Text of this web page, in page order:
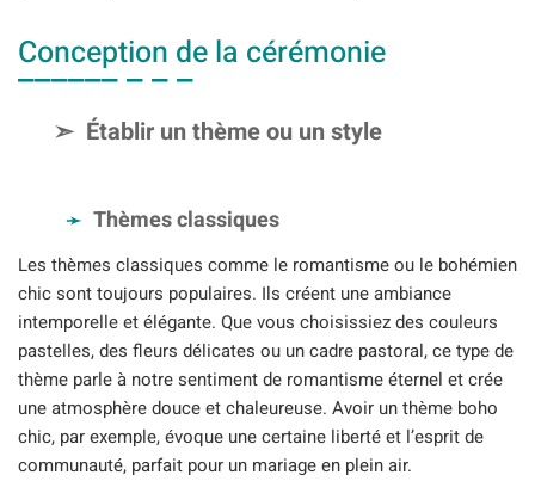
Conception de la cérémonie
Établir un thème ou un style
Thèmes classiques
Les thèmes classiques comme le romantisme ou le bohémien
chic sont toujours populaires. Ils créent une ambiance
intemporelle et élégante. Que vous choisissiez des couleurs
pastelles, des fleurs délicates ou un cadre pastoral, ce type de
thème parle à notre sentiment de romantisme éternel et crée
une atmosphère douce et chaleureuse. Avoir un thème boho
chic, par exemple, évoque une certaine liberté et l’esprit de
communauté, parfait pour un mariage en plein air.